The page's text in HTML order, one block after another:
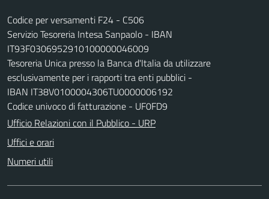
Codice per versamenti F24 - C506
Servizio Tesoreria Intesa Sanpaolo - IBAN
IT93F0306952910100000046009
Tesoreria Unica presso la Banca d'Italia da utilizzare
esclusivamente per i rapporti tra enti pubblici -
IBAN IT38V0100004306TU0000006192
Codice univoco di fatturazione - UF0FD9
Ufficio Relazioni con il Pubblico - URP
Uffici e orari
Numeri utili